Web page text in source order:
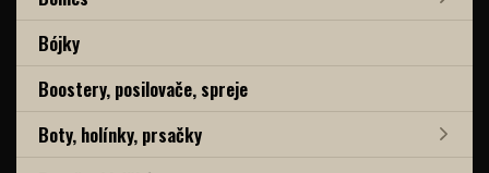
Bójky
Boostery, posilovače, spreje
Boty, holínky, prsačky